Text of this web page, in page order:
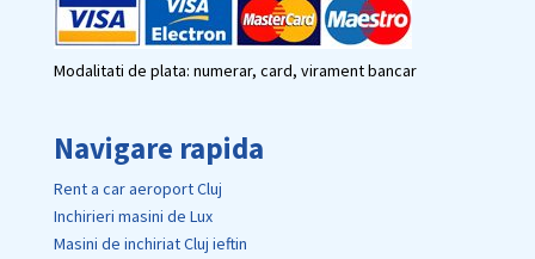
Modalitati de plata: numerar, card, virament bancar
Navigare rapida
Rent a car aeroport Cluj
Inchirieri masini de Lux
Masini de inchiriat Cluj ieftin